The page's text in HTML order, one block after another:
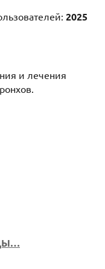
2025
и лечения